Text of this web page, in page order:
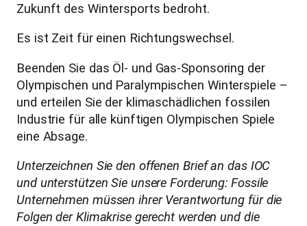
Zukunft des Wintersports bedroht.
Es ist Zeit für einen Richtungswechsel.
Beenden Sie das Öl- und Gas-Sponsoring der
Olympischen und Paralympischen Winterspiele –
und erteilen Sie der klimaschädlichen fossilen
Industrie für alle künftigen Olympischen Spiele
eine Absage.
Unterzeichnen Sie den offenen Brief an das IOC
und unterstützen Sie unsere Forderung: Fossile
Unternehmen müssen ihrer Verantwortung für die
Folgen der Klimakrise gerecht werden und die